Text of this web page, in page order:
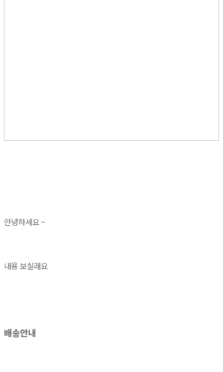
안녕하세요 ~
내용 보실래요
배송안내